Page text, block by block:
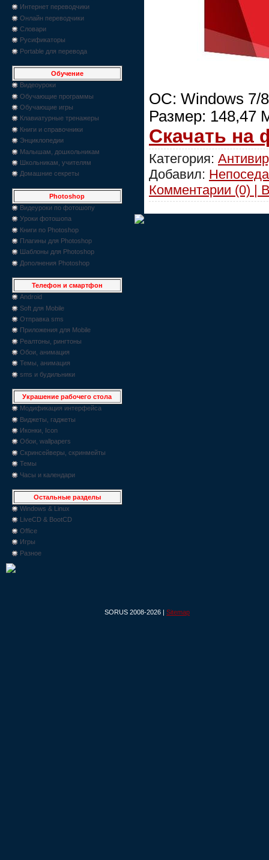
Интернет переводчики
Онлайн переводчики
Словари
Русификаторы
Portable для перевода
Обучение
Видеоуроки
Обучающие программы
Обучающие игры
Клавиатурные тренажеры
Книги и справочники
Энциклопедии
Малышам, дошкольникам
Школьникам, учителям
Домашние секреты
Photoshop
Видеуроки по фотошопу
Уроки фотошопа
Книги по Photoshop
Плагины для Photoshop
Шаблоны для Photoshop
Дополнения Photoshop
Телефон и смартфон
Android
Soft для Mobile
Отправка sms
Приложения для Mobile
Реалтоны, рингтоны
Обои, анимация
Темы, анимация
sms и будильники
Украшение рабочего стола
Модификация интерфейса
Виджеты, гаджеты
Иконки, Icon
Обои, wallpapers
Скринсейверы, скринмейты
Темы
Часы и календари
Остальные разделы
Windows & Linux
LiveCD & BootCD
Office
Игры
Разное
ОС: Windows 7/
Размер: 148,47
Скачать на
Категория:
Добавил: Непоседа
Комментарии (0) |
SORUS 2008-2026 | Sitemap